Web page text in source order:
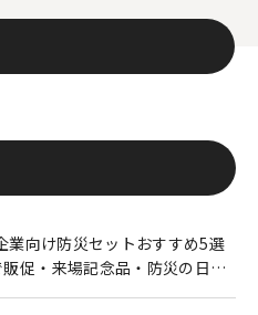
業向け防災セットおすすめ5選
販促・来場記念品・防災の日に